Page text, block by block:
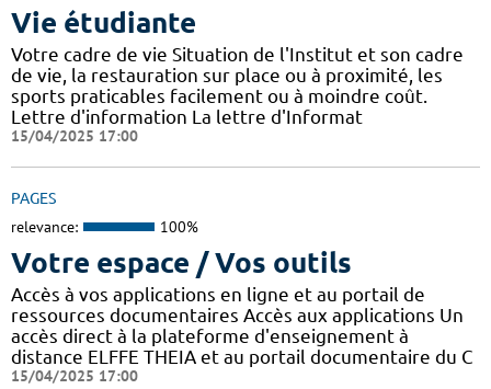
Vie étudiante
Votre cadre de vie Situation de l'Institut et son cadre
de vie, la restauration sur place ou à proximité, les
sports praticables facilement ou à moindre coût.
Lettre d'information La lettre d'Informat
15/04/2025 17:00
PAGES
relevance: 100%
Votre espace / Vos outils
Accès à vos applications en ligne et au portail de
ressources documentaires Accès aux applications Un
accès direct à la plateforme d'enseignement à
distance ELFFE THEIA et au portail documentaire du C
15/04/2025 17:00